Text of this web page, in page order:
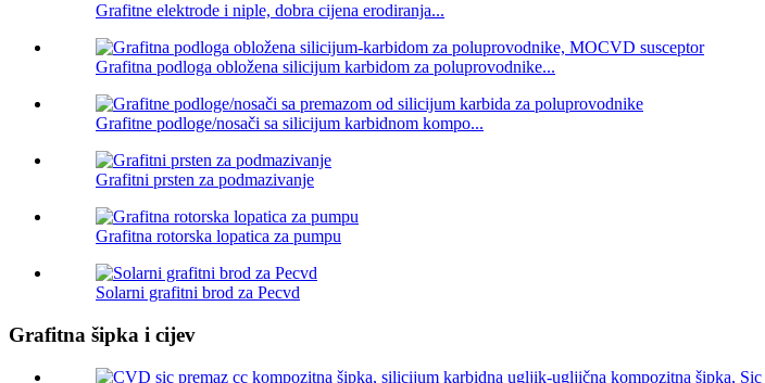
Grafitne elektrode i niple, dobra cijena erodiranja...
Grafitna podloga obložena silicijum karbidom za poluprovodnike...
Grafitne podloge/nosači sa silicijum karbidnom kompo...
Grafitni prsten za podmazivanje
Grafitna rotorska lopatica za pumpu
Solarni grafitni brod za Pecvd
Grafitna šipka i cijev